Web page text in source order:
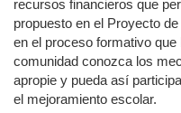
recursos financieros que
propuesto en el Proyecto
en el proceso formativo
comunidad conozca los
apropie y pueda así
el mejoramiento escolar.